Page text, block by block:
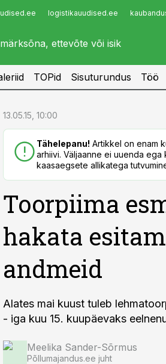
logistikauudised.ee
Infopank
TOPid Sisuturundus Töö
13.05.15, 10:00
Tähelepanu! Artikkel on enam
arhiivi. Väljaanne ei uuenda
kaasaegsete allikatega
Toorpiima
hakata
andmeid
Alates mai kuust tuleb
- iga kuu 15. kuupäevaks
Meelika Sander-Sõrmus
Põllumajandus.ee juht